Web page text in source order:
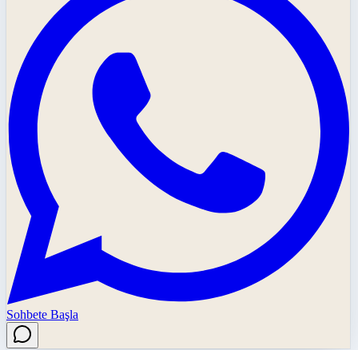
Sohbete Başla